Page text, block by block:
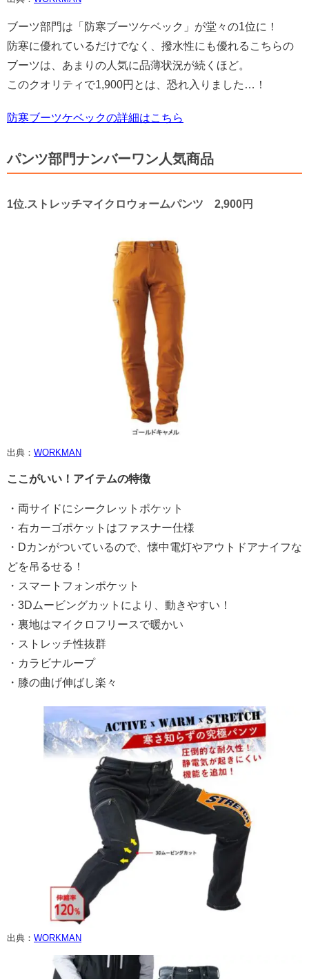
ブーツ部門は「防寒ブーツケベック」が堂々の1位に！
防寒に優れているだけでなく、撥水性にも優れるこちらの
ブーツは、あまりの人気に品薄状況が続くほど。
このクオリティで1,900円とは、恐れ入りました…！
防寒ブーツケベックの詳細はこちら
パンツ部門ナンバーワン人気商品
1位.ストレッチマイクロウォームパンツ 2,900円
出典： WORKMAN
ここがいい！アイテムの特徴
・両サイドにシークレットポケット
・右カーゴポケットはファスナー仕様
・Dカンがついているので、懐中電灯やアウトドアナイフな
どを吊るせる！
・スマートフォンポケット
・3Dムービングカットにより、動きやすい！
・裏地はマイクロフリースで暖かい
・ストレッチ性抜群
・カラビナループ
・膝の曲げ伸ばし楽々
出典： WORKMAN